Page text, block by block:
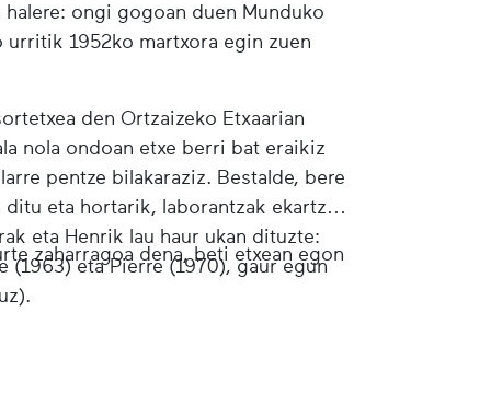
ongi gogoan duen Munduko
urritik 1952ko martxora egin zuen
den Ortzaizeko Etxaarian
nola ondoan etxe berri bat eraikiz
pentze bilakaraziz. Bestalde, bere
eta hortarik, laborantzak ekartzen
eta Henrik lau haur ukan dituzte:
(1963) eta Pierre (1970), gaur egun
zaharragoa dena, beti etxean egon